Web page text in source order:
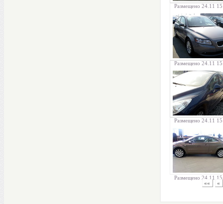
Размещено 24.11
Размещено 24.11
Размещено 24.11
Размещено 24.11
««
«